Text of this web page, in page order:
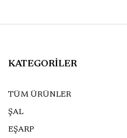
KATEGORİLER
TÜM ÜRÜNLER
ŞAL
EŞARP